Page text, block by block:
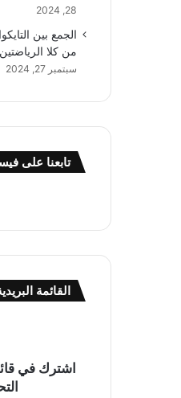
28, 2024
الجمع بين
من كلا
سبتمبر 27, 2024
تابعنا على
القائمة
اشترك في